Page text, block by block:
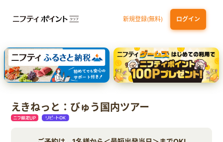
新規登録(無料) ログイン
dカード GOLD 三井住友カード ゴールド（NL）（家族カード発行）
【実質初月無料】DMM | Disney+(ディズニープラス) セットプラン
SBI証券 確定拠出年金（iDeCo）
えきねっと：びゅう国内ツアー